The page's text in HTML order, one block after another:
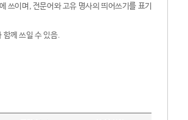
쓰이며, 전문어와 고유 명사의 띄어쓰기를 표기
께 쓰일 수 있음.